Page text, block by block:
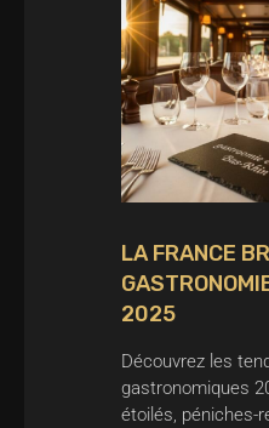
LA FRANCE
2025
Découvrez les
gastronomiques
étoilés, péniches-